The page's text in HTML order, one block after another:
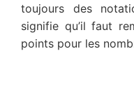
toujours des
signifie qu’il faut
points pour les